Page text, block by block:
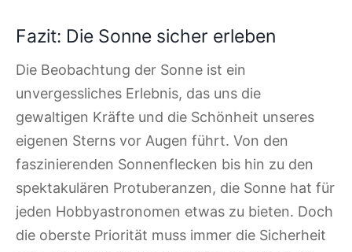
Fazit: Die Sonne sicher erleben
Die Beobachtung der Sonne ist ein
unvergessliches Erlebnis, das uns die
gewaltigen Kräfte und die Schönheit unseres
eigenen Sterns vor Augen führt. Von den
faszinierenden Sonnenflecken bis hin zu den
spektakulären Protuberanzen, die Sonne hat für
jeden Hobbyastronomen etwas zu bieten. Doch
die oberste Priorität muss immer die Sicherheit